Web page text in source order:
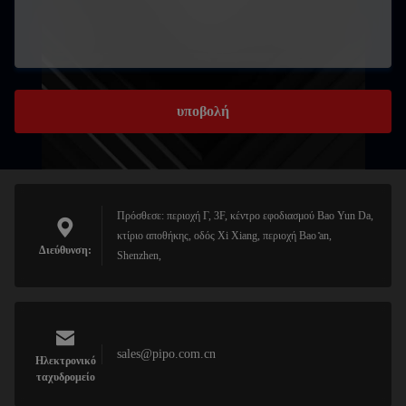
υποβολή
Διεύθυνση:
Πρόσθεσε: περιοχή Γ, 3F, κέντρο εφοδιασμού Bao Yun Da,
κτίριο αποθήκης, οδός Xi Xiang, περιοχή Bao ̊an,
Shenzhen,
Ηλεκτρονικό
ταχυδρομείο
sales@pipo.com.cn